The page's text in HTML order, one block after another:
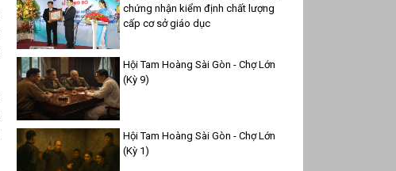
chứng nhận kiểm định chất lượng
cấp cơ sở giáo dục
Hội Tam Hoàng Sài Gòn - Chợ Lớn
(Kỳ 9)
Hội Tam Hoàng Sài Gòn - Chợ Lớn
(Kỳ 1)